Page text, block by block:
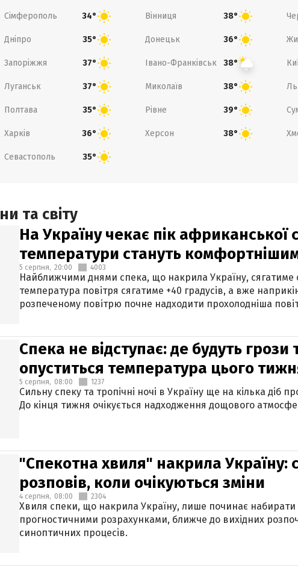
Сімферополь 34° Вінниця 38°
Дніпро 35° Донецьк 36°
Запоріжжя 37° Івано-Франківськ 38°
Луганськ 37° Миколаїв 38°
Полтава 35° Рівне 39°
Харків 36° Херсон 38°
Севастополь 35°
та світу
На Україну чекає пік африканської
температури стануть
5 серпня, 20:00 4003
Найближчими днями спека, що накрила Україну, сягатиме
температура повітря сягатиме +40 градусів, а вже
розпеченому повітрю почне надходити прохолодніша
Спека не відступає: де будуть грози
опуститься температура цього
5 серпня, 08:00 1237
Сильну спеку та тропічні ночі в Україну ще на кілька діб
До кінця тижня очікується надходження дощового
"Спекотна хвиля" накрила Україну:
розповів, коли очікуються зміни
4 серпня, 08:00 2304
Хвиля спеки, що накрила Україну, лише починає набирати
прогностичними розрахунками, ближче до вихідних
синоптичних процесів.